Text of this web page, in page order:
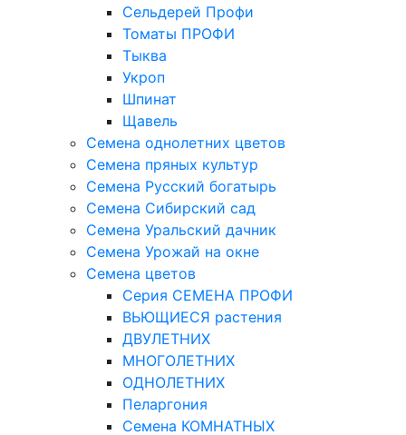
Сельдерей Профи
Томаты ПРОФИ
Тыква
Укроп
Шпинат
Щавель
Семена однолетних цветов
Семена пряных культур
Семена Русский богатырь
Семена Сибирский сад
Семена Уральский дачник
Семена Урожай на окне
Семена цветов
Cерия CЕМЕНА ПРОФИ
ВЬЮЩИЕСЯ растения
ДВУЛЕТНИХ
МНОГОЛЕТНИХ
ОДНОЛЕТНИХ
Пеларгония
Семена КОМНАТНЫХ